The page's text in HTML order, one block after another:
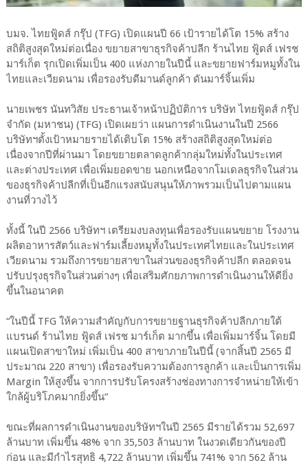
บมจ. ไทยฟู้ดส์ กรุ๊ป (TFG) เปิดแผนปี 66 เป้ารายได้โต 15% สร้าง
สถิติสูงสุดใหม่ต่อเนื่อง ขยายสาขาธุรกิจค้าปลีก ร้านไทย ฟู้ดส์ เฟรช
มาร์เก็ต รุกเปิดเพิ่มเป็น 400 แห่งภายในปีนี้ และขยายฟาร์มหมูทั้งใน
ไทยและเวียดนาม เพื่อรองรับดีมานด์ลูกค้า ดันมาร์จิ้นเพิ่ม
นายเพชร นันทวิสัย ประธานเจ้าหน้าปฏิบัติการ บริษัท ไทยฟู้ดส์ กรุ๊ป
จำกัด (มหาชน) (TFG) เปิดเผยว่า แผนการดำเนินงานในปี 2566
บริษัทฯตั้งเป้าหมายรายได้เติบโต 15% สร้างสถิติสูงสุดใหม่ต่อ
เนื่องจากปีที่ผ่านมา โดยขยายตลาดลูกค้ากลุ่มใหม่ทั้งในประเทศ
และต่างประเทศ เพื่อเพิ่มยอดขาย นอกเหนือจากโมเดลธุรกิจในส่วน
ของธุรกิจค้าปลีกที่เป็นอีกแรงสนับสนุนให้ภาพรวมเป็นไปตามแผน
งานที่วางไว้
ทั้งนี้ ในปี 2566 บริษัทฯ เตรียมงบลงทุนเพื่อรองรับแผนขยาย โรงงาน
ผลิตอาหารสัตว์และฟาร์มเลี้ยงหมูทั้งในประเทศไทยและในประเทศ
เวียดนาม รวมถึงการขยายสาขาในส่วนของธุรกิจค้าปลีก ตลอดจน
ปรับปรุงธุรกิจในส่วนต่างๆ เพื่อเสริมศักยภาพการดำเนินงานให้ดียิ่ง
ขึ้นในอนาคต
“ในปีนี้ TFG ให้ความสำคัญกับการขยายฐานธุรกิจค้าปลีกภายใต้
แบรนด์ ร้านไทย ฟู้ดส์ เฟรช มาร์เก็ต มากขึ้น เพื่อเพิ่มมาร์จิ้น โดยมี
แผนเปิดสาขาใหม่ เพิ่มเป็น 400 สาขาภายในปีนี้ (จากสิ้นปี 2565 มี
ประมาณ 220 สาขา) เพื่อรองรับความต้องการลูกค้า และเป็นการเพิ่ม
Margin ให้สูงขึ้น จากการปรับโครงสร้างช่องทางการจำหน่ายให้เข้า
ใกล้ผู้บริโภคมากยิ่งขึ้น”
ขณะที่ผลการดำเนินงานของบริษัทฯในปี 2565 มีรายได้รวม 52,697
ล้านบาท เพิ่มขึ้น 48% จาก 35,503 ล้านบาท ในงวดเดียวกันของปี
ก่อน และมีกำไรสุทธิ 4,722 ล้านบาท เพิ่มขึ้น 741% จาก 562 ล้าน